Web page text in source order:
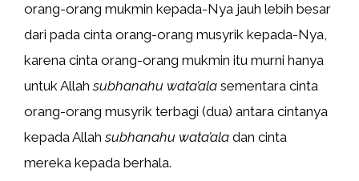
orang-orang mukmin kepada-Nya jauh lebih besar
dari pada cinta orang-orang musyrik kepada-Nya,
karena cinta orang-orang mukmin itu murni hanya
untuk Allahsubhanahu wata’ala sementara cinta
orang-orang musyrik terbagi (dua) antara cintanya
kepada Allahsubhanahu wata’ala dan cinta
mereka kepada berhala.